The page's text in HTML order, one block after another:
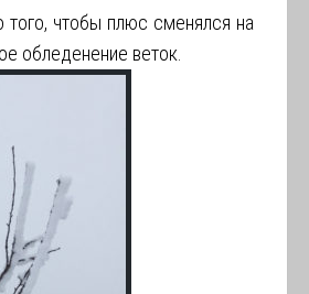
того, чтобы плюс сменялся на
обледенение веток.